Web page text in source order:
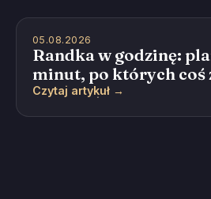
05.08.2026
Randka w godzinę:
minut, po których coś
Czytaj artykuł →